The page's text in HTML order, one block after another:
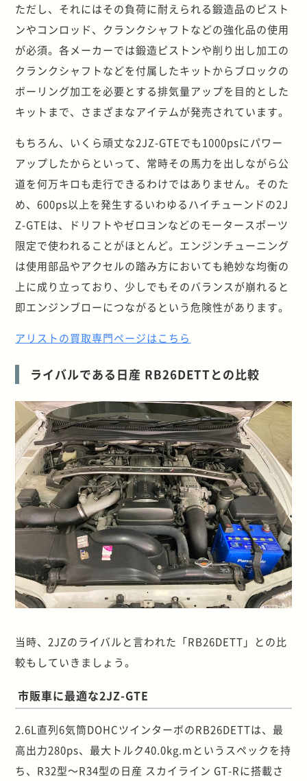
ただし、それにはその負荷に耐えられる鍛造品のピスト
ンやコンロッド、クランクシャフトなどの強化品の使用
が必須。各メーカーでは鍛造ピストンや削り出し加工の
クランクシャフトなどを付属したキットからブロックの
ボーリング加工を必要とする排気量アップを目的とした
キットまで、さまざまなアイテムが発売されています。
もちろん、いくら頑丈な2JZ-GTEでも1000psにパワー
アップしたからといって、常時その馬力を出しながら公
道を何万キロも走行できるわけではありません。そのた
め、600ps以上を発生するいわゆるハイチューンドの2J
Z-GTEは、ドリフトやゼロヨンなどのモータースポーツ
限定で使われることがほとんど。エンジンチューニング
は使用部品やアクセルの踏み方においても絶妙な均衡の
上に成り立っており、少しでもそのバランスが崩れると
即エンジンブローにつながるという危険性があります。
アリストの買取専門ページはこちら
ライバルである日産 RB26DETTとの比較
当時、2JZのライバルと言われた「RB26DETT」との比
較もしていきましょう。
市販車に最適な2JZ-GTE
2.6L直列6気筒DOHCツインターボのRB26DETTは、最
高出力280ps、最大トルク40.0kg.mというスペックを持
ち、R32型～R34型の日産 スカイライン GT-Rに搭載さ